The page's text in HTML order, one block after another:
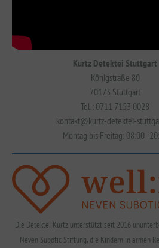
Kurtz Detektei Stuttgart
Königstraße 80
70173 Stuttgart
Tel.: 0711 7153 0028
kontakt@kurtz-detektei-
Montag bis Freitag:
Die Detektei Kurtz unterstützt seit 2016
Neven Subotic Stiftung, die Kindern in armen